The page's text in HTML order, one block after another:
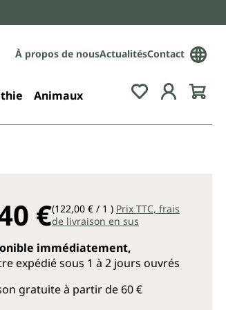
À propos de nousActualitésContact
Animaux
€(122,00 € / 1 ) Prix TTC, frais
de livraison en sus
immédiatement,
expédié sous 1 à 2 jours ouvrés
gratuite à partir de 60 €